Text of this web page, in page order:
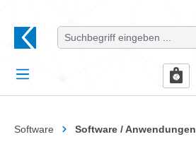
Software Software / Anwendungen